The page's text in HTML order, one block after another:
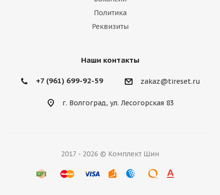
Шины Ikon 275/60R20 115R Autograph Snow 5 SUV
Политика
Реквизиты
Наши контакты
+7 (961) 699-92-59 zakaz@tireset.ru
г. Волгоград, ул. Лесогорская 83
2017 - 2026 © Комплект Шин